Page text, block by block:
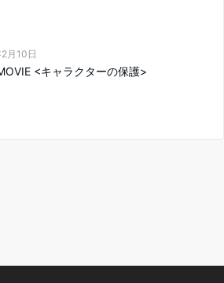
月10日
<キャラクターの保護>